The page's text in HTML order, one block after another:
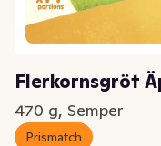
Flerkornsgröt
470 g, Semper
Prismatch